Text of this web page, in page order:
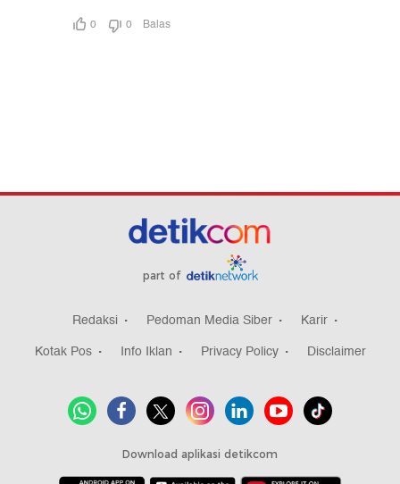
part of
Redaksi Pedoman Media Siber
Karir
Kotak Pos
Info Iklan Privacy Policy Disclaimer
Download aplikasi detikcom